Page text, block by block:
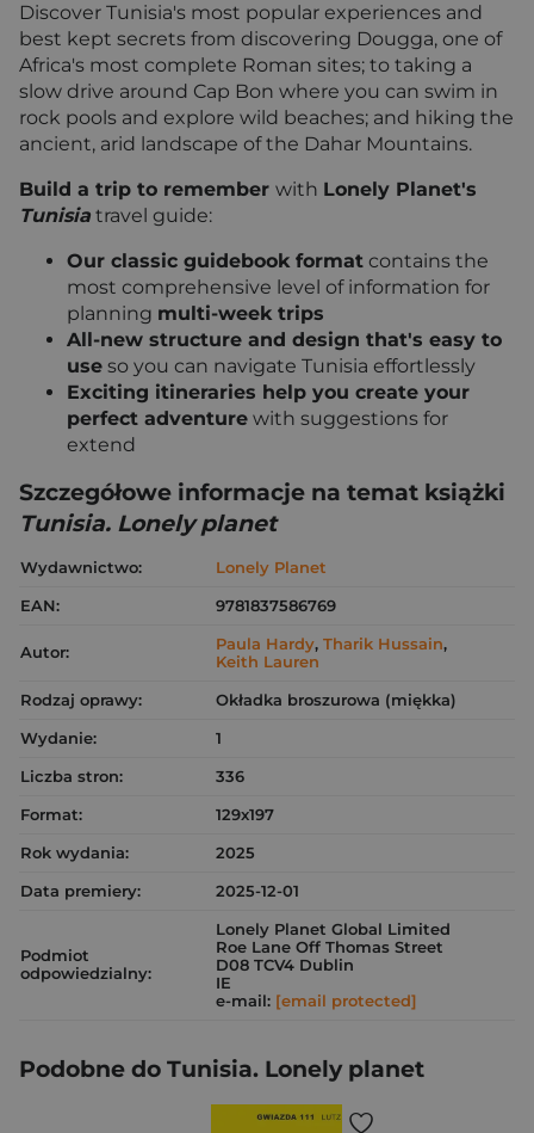
Discover Tunisia's most popular experiences and
best kept secrets from discovering Dougga, one of
Africa's most complete Roman sites; to taking a
slow drive around Cap Bon where you can swim in
rock pools and explore wild beaches; and hiking the
ancient, arid landscape of the Dahar Mountains.
Build a trip to remember with Lonely Planet's
Tunisia travel guide:
Our classic guidebook format contains the
most comprehensive level of information for
planning multi-week trips
All-new structure and design that's easy to
use so you can navigate Tunisia effortlessly
Exciting itineraries help you create your
perfect adventure with suggestions for
extend
Szczegółowe informacje na temat książki
Tunisia. Lonely planet
Wydawnictwo:
Lonely Planet
EAN:
9781837586769
Autor: Paula Hardy, Tharik Hussain,
Keith Lauren
Rodzaj oprawy:
Okładka broszurowa (miękka)
Wydanie:
1
Liczba stron:
336
Format:
129x197
Rok wydania:
2025
Data premiery:
2025-12-01
Podmiot
odpowiedzialny:
Lonely Planet Global Limited
Roe Lane Off Thomas Street
D08 TCV4 Dublin
IE
e-mail: [email protected]
Podobne do Tunisia. Lonely planet